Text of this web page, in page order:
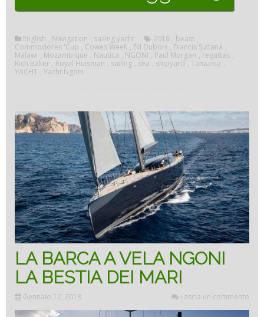
BOAT
THE
OF
THE
SEAS”
English , Navigation , sailing yacht 2018 , beast ,
Commodores 'Cup , Cowes Week , Ed Dubois , Francis Sultana ,
Malawi , Mozambique , Nautica , NGONI , Paul Morgan , regattas ,
Rich Baker , Royal Huisman , sailing , sea , shipyard , Tanzania ,
YACHT , Yacht Ngoni
LA BARCA A VELA NGONI
LA BESTIA DEI MARI
Gennaio 12, 2018 Lascia un commento